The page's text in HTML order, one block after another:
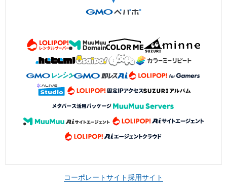
コーポレートサイト採用サイト